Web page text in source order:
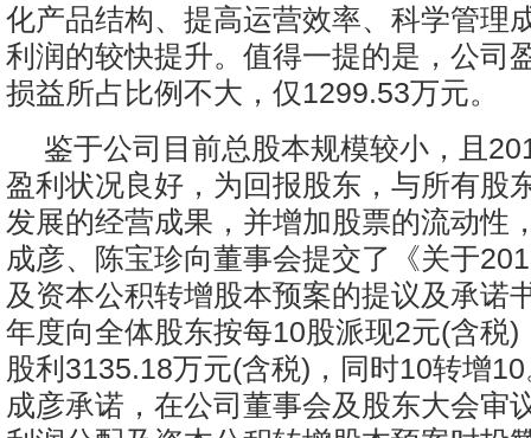
化产品结构、提高运营效率、科学管理
利润的较快提升。值得一提的是，公司
损益所占比例不大，仅1299.53万元。
鉴于公司目前总股本规模较小，且
盈利状况良好，为回报股东，与所有股
发展的经营成果，并增加股票的流动性
成彦、陈宝珍向董事会提交了《关于
及资本公积转增股本预案的提议及承诺
年度向全体股东按每10股派现2元(含税)
股利3135.18万元(含税)，同时10转增
成彦承诺，在公司董事会及股东大会审